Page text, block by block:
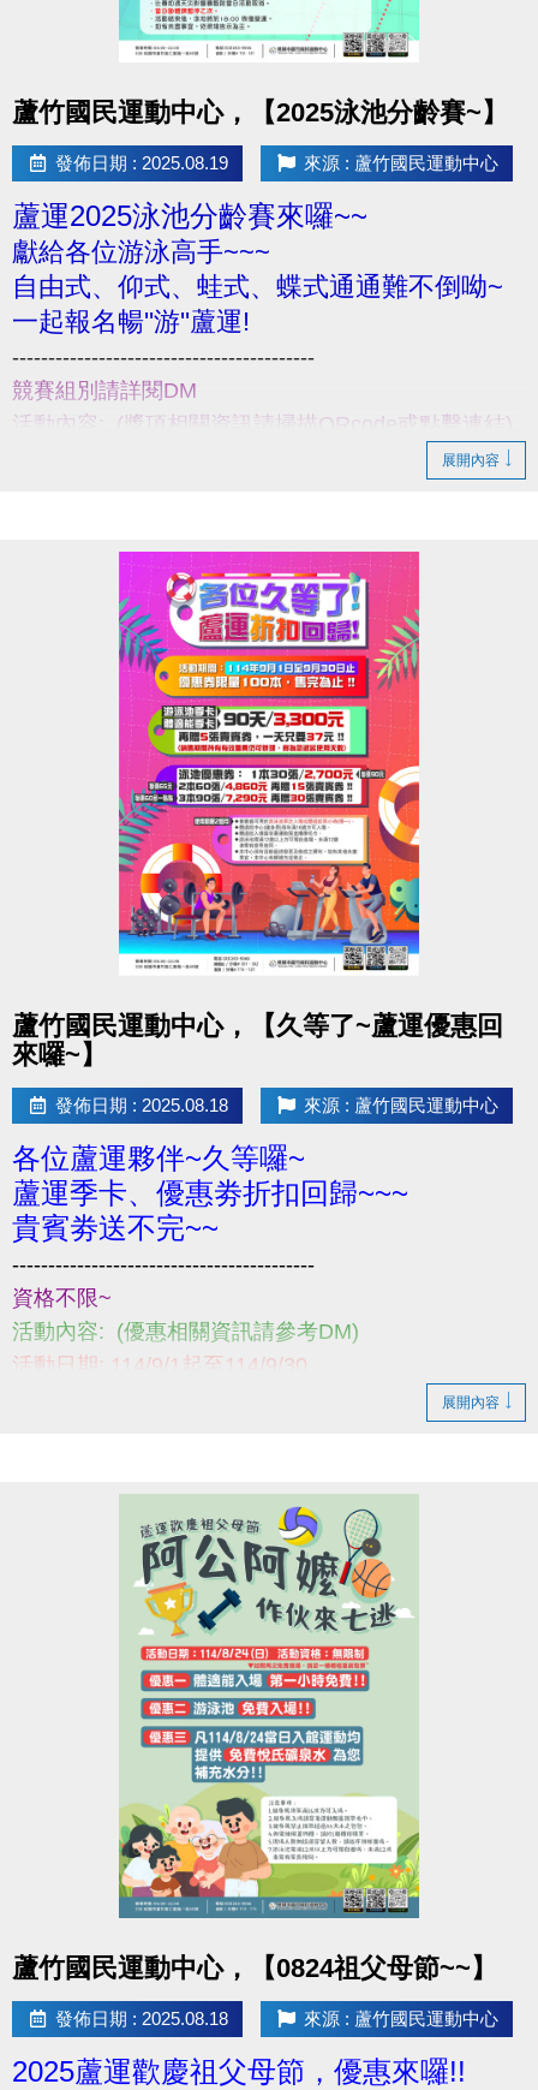
蘆竹國民運動中心，【2025泳池分齡賽~】
發佈日期 : 2025.08.19 來源 : 蘆竹國民運動中心
蘆運2025泳池分齡賽來囉~~
獻給各位游泳高手~~~
自由式、仰式、蛙式、蝶式通通難不倒呦~
一起報名暢''游''蘆運!
------------------------------------------
競賽組別請詳閱DM
活動內容: (獎項相關資訊請掃描QRcode或點擊連結)
小提醒，請詳閱注意事項喔~
------------------------------------------
點擊下方連結報名!
比賽規範:
https://drive.google.com/file/d/15owmGHj7tJB-
s40F6WouBqw7RmJ6Ydiq/view?usp=sharing
報名連結:
https://www.beclass.com/
------------------------------------------
若有相關問題，請不吝撥打03-2639066 #121!
展開內容
蘆竹國民運動中心，【久等了~蘆運優惠回
來囉~】
發佈日期 : 2025.08.18 來源 : 蘆竹國民運動中心
各位蘆運夥伴~久等囉~
蘆運季卡、優惠劵折扣回歸~~~
貴賓劵送不完~~
------------------------------------------
資格不限~
活動內容: (優惠相關資訊請參考DM)
活動日期: 114/9/1起至114/9/30
若有相關問題，請不吝撥打03-2639066 #121、301!
展開內容
蘆竹國民運動中心，【0824祖父母節~~】
發佈日期 : 2025.08.18 來源 : 蘆竹國民運動中心
2025蘆運歡慶祖父母節，優惠來囉!!